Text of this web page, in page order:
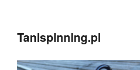
Tanispinning.pl